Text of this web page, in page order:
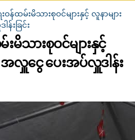
ဝန်ထမ်းမိသားစုဝင်များနှင့် လူနာများ
းခြင်း
မိသားစုဝင်များနှင့်
လှူငွေ ပေးအပ်လှူဒါန်း